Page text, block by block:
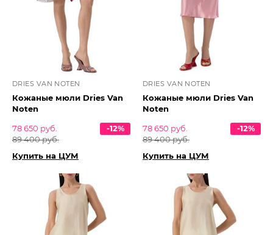
DRIES VAN NOTEN
Кожаные мюли Dries Van
Noten
78 650 руб.
89 400 руб.
-12%
Купить на ЦУМ
DRIES VAN NOTEN
Кожаные мюли Dries Van
Noten
78 650 руб.
89 400 руб.
-12%
Купить на ЦУМ